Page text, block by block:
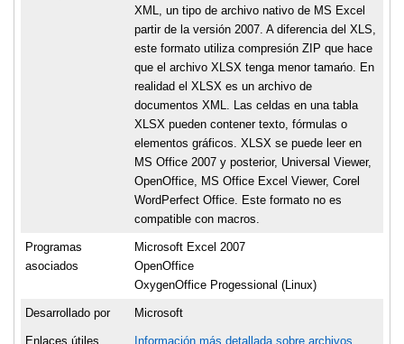
XML, un tipo de archivo nativo de MS Excel
partir de la versión 2007. A diferencia del XLS,
este formato utiliza compresión ZIP que hace
que el archivo XLSX tenga menor tamańo. En
realidad el XLSX es un archivo de
documentos XML. Las celdas en una tabla
XLSX pueden contener texto, fórmulas o
elementos gráficos. XLSX se puede leer en
MS Office 2007 y posterior, Universal Viewer,
OpenOffice, MS Office Excel Viewer, Corel
WordPerfect Office. Este formato no es
compatible con macros.
Programas
asociados
Microsoft Excel 2007
OpenOffice
OxygenOffice Progessional (Linux)
Desarrollado por Microsoft
Enlaces útiles
Información más detallada sobre archivos